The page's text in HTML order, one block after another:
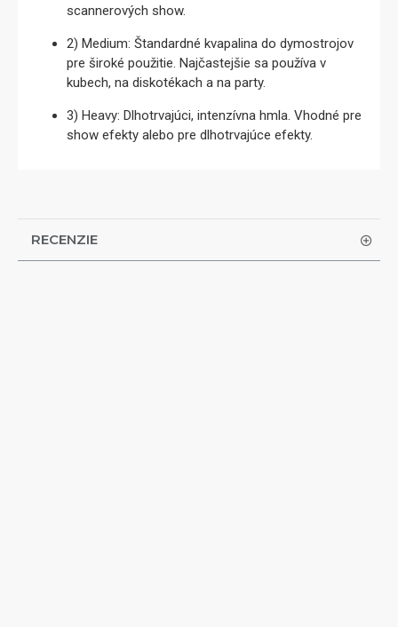
scannerových show.
2) Medium: Štandardné kvapalina do dymostrojov
pre široké použitie. Najčastejšie sa používa v
kubech, na diskotékach a na party.
3) Heavy: Dlhotrvajúci, intenzívna hmla. Vhodné pre
show efekty alebo pre dlhotrvajúce efekty.
RECENZIE